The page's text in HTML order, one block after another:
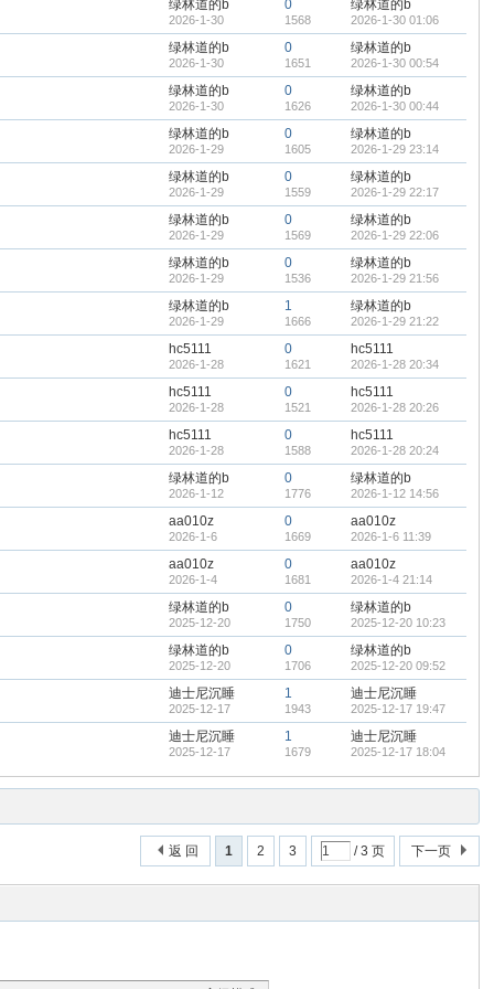
绿林道的b
2026-1-30
0
1568
绿林道的b
2026-1-30 01:06
绿林道的b
2026-1-30
0
1651
绿林道的b
2026-1-30 00:54
绿林道的b
2026-1-30
0
1626
绿林道的b
2026-1-30 00:44
绿林道的b
2026-1-29
0
1605
绿林道的b
2026-1-29 23:14
绿林道的b
2026-1-29
0
1559
绿林道的b
2026-1-29 22:17
绿林道的b
2026-1-29
0
1569
绿林道的b
2026-1-29 22:06
绿林道的b
2026-1-29
0
1536
绿林道的b
2026-1-29 21:56
绿林道的b
2026-1-29
1
1666
绿林道的b
2026-1-29 21:22
hc5111
2026-1-28
0
1621
hc5111
2026-1-28 20:34
hc5111
2026-1-28
0
1521
hc5111
2026-1-28 20:26
hc5111
2026-1-28
0
1588
hc5111
2026-1-28 20:24
绿林道的b
2026-1-12
0
1776
绿林道的b
2026-1-12 14:56
aa010z
2026-1-6
0
1669
aa010z
2026-1-6 11:39
aa010z
2026-1-4
0
1681
aa010z
2026-1-4 21:14
绿林道的b
2025-12-20
0
1750
绿林道的b
2025-12-20 10:23
绿林道的b
2025-12-20
0
1706
绿林道的b
2025-12-20 09:52
迪士尼沉睡
2025-12-17
1
1943
迪士尼沉睡
2025-12-17 19:47
迪士尼沉睡
2025-12-17
1
1679
迪士尼沉睡
2025-12-17 18:04
1 2 3 / 3 页 下一页
返 回